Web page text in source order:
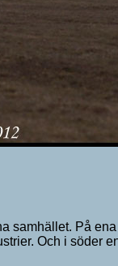
samhället. På
Och i söder